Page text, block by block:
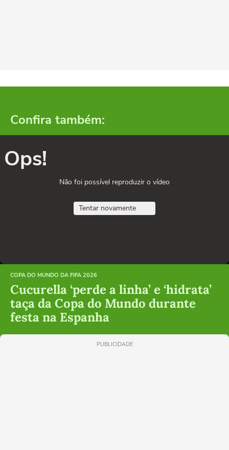
Confira também:
Ops!
Não foi possível reproduzir o vídeo
Tentar novamente
COPA DO MUNDO DA FIFA 2026
Cucurella ‘perde a linha’ e ‘hidrata’
taça da Copa do Mundo durante
festa na Espanha
PUBLICIDADE